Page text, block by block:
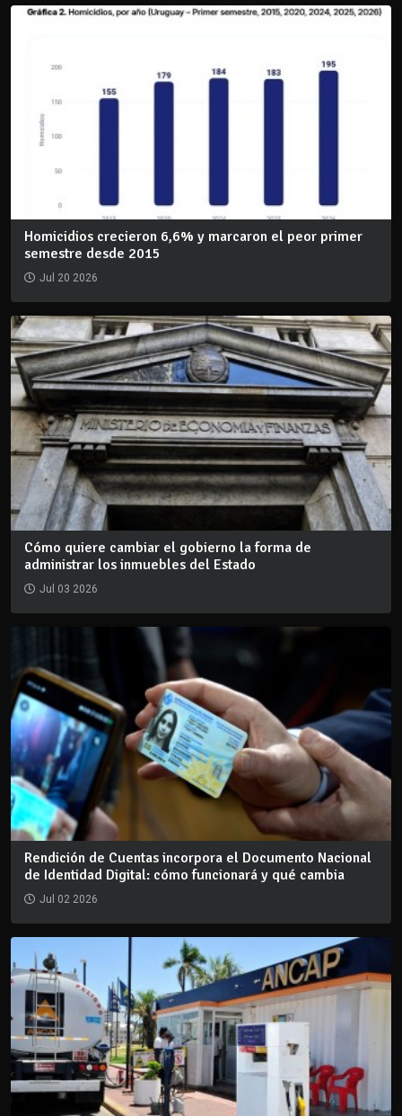
Homicidios crecieron 6,6% y marcaron el peor primer
semestre desde 2015
Jul 20 2026
Cómo quiere cambiar el gobierno la forma de
administrar los inmuebles del Estado
Jul 03 2026
Rendición de Cuentas incorpora el Documento Nacional
de Identidad Digital: cómo funcionará y qué cambia
Jul 02 2026